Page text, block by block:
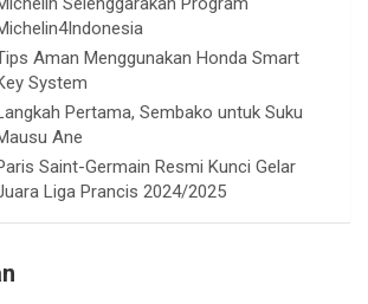
Aman Menggunakan Honda Smart
System
Pertama, Sembako untuk Suku
Ane
Saint-Germain Resmi Kunci Gelar
Liga Prancis 2024/2025